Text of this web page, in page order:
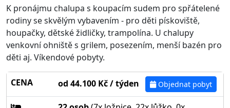
K pronájmu chalupa s koupacím sudem pro spřátelené
rodiny se skvělým vybavením - pro děti pískoviště,
houpačky, dětské židličky, trampolína. U chalupy
venkovní ohniště s grilem, posezením, menší bazén pro
děti aj. Víkendové pobyty.
CENA od 44.100 Kč / týden Objednat pobyt